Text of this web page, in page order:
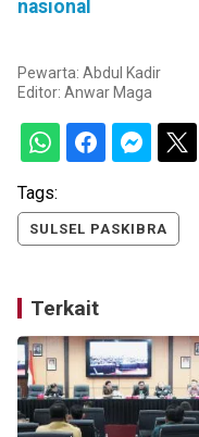
nasional
Pewarta: Abdul Kadir
Editor: Anwar Maga
Tags:
SULSEL PASKIBRA
Terkait